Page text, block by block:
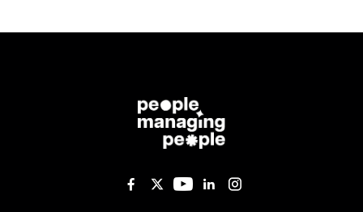
Like us on Facebook
Follow us on Twitter
Follow us on
Add us on
Follow us on